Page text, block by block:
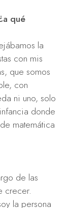
qué
la
con mis
que somos
con
ni uno, solo
donde
matemática
de las
crecer.
la persona